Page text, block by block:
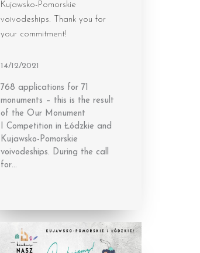
Kujawsko-Pomorskie
voivodeships. Thank you for
your commitment!
14/12/2021
768 applications for 71
monuments – this is the result
of the Our Monument
I Competition in Łódzkie and
Kujawsko-Pomorskie
voivodeships. During the call
for…